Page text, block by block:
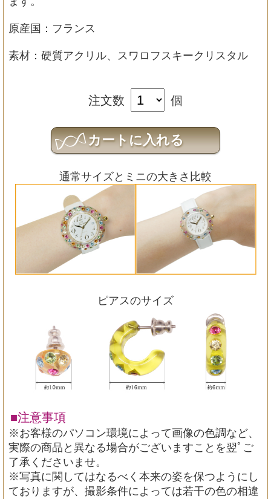
原産国：フランス
素材：硬質アクリル、スワロフスキークリスタル
注文数 個
通常サイズとミニの大きさ比較
ピアスのサイズ
■注意事項
※お客様のパソコン環境によって画像の色調など、
実際の商品と異なる場合がございますことを翌ﾟご
了承くださいませ。
※写真に関してはなるべく本来の姿を保つようにし
ておりますが、撮影条件によっては若干の色の相違